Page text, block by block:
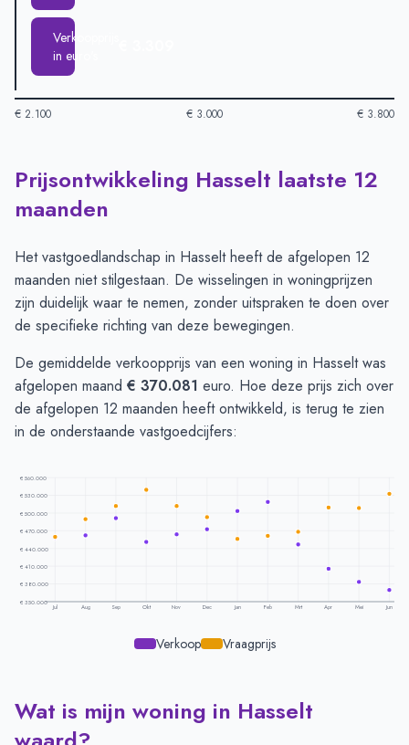
Verkoopprijs
in euro's
€ 2.100 € 3.000 € 3.800
Huizenprijzen in Hasselt per m2-Afgelopen 3 maanden (per
Type
Vraagprijs in euro's
Verkoopprijs in euro's
€ 3.309
Prijsontwikkeling Hasselt laatste 12
maanden
Het vastgoedlandschap in Hasselt heeft de afgelopen 12
maanden niet stilgestaan. De wisselingen in woningprijzen
zijn duidelijk waar te nemen, zonder uitspraken te doen over
de specifieke richting van deze bewegingen.
De gemiddelde verkoopprijs van een woning in Hasselt was
afgelopen maand € 370.081 euro. Hoe deze prijs zich over
de afgelopen 12 maanden heeft ontwikkeld, is terug te zien
in de onderstaande vastgoedcijfers:
€ 560.000
€ 530.000
€ 500.000
€ 470.000
€ 440.000
€ 410.000
€ 380.000
€ 350.000
Jul Aug Sep Okt Nov Dec Jan Feb Mrt Apr Mei Jun
Verkoop Vraagprijs
Prijsontwikkeling per maand -Hasselt
Vraagprijs
Verkoopprijs
Wat is mijn woning in Hasselt